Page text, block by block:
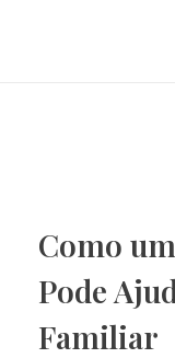
Como
Pode
Familiar